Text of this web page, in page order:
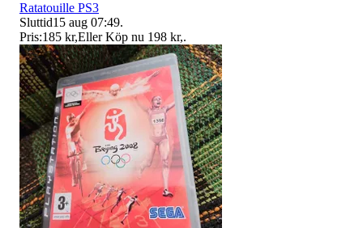
Ratatouille PS3
Sluttid15 aug 07:49.
Pris:185 kr,Eller Köp nu 198 kr,.